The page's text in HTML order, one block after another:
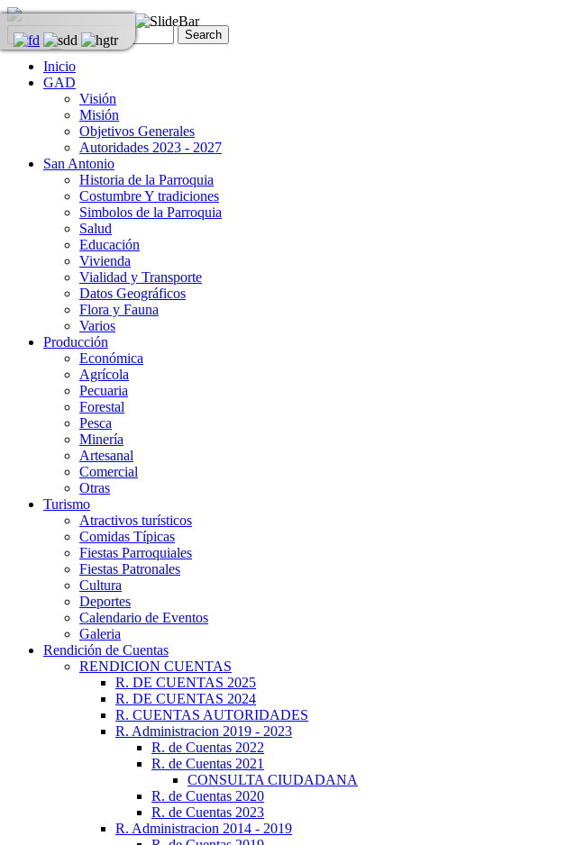
Inicio
GAD
Visión
Misión
Objetivos Generales
Autoridades 2023 - 2027
San Antonio
Historia de la Parroquia
Costumbre Y tradiciones
Simbolos de la Parroquia
Salud
Educación
Vivienda
Vialidad y Transporte
Datos Geográficos
Flora y Fauna
Varios
Producción
Económica
Agrícola
Pecuaria
Forestal
Pesca
Minería
Artesanal
Comercial
Otras
Turismo
Atractivos turísticos
Comidas Típicas
Fiestas Parroquiales
Fiestas Patronales
Cultura
Deportes
Calendario de Eventos
Galeria
Rendición de Cuentas
RENDICION CUENTAS
R. DE CUENTAS 2025
R. DE CUENTAS 2024
R. CUENTAS AUTORIDADES
R. Administracion 2019 - 2023
R. de Cuentas 2022
R. de Cuentas 2021
CONSULTA CIUDADANA
R. de Cuentas 2020
R. de Cuentas 2023
R. Administracion 2014 - 2019